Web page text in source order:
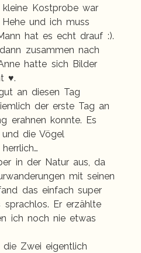
Kostprobe war
und ich muss
hat es echt drauf :).
zusammen nach
hatte sich Bilder
♥.
an diesen Tag
der erste Tag an
erahnen konnte. Es
die Vögel
in der Natur aus, da
mit seinen
das einfach super
Er erzählte
ich noch nie etwas
Zwei eigentlich